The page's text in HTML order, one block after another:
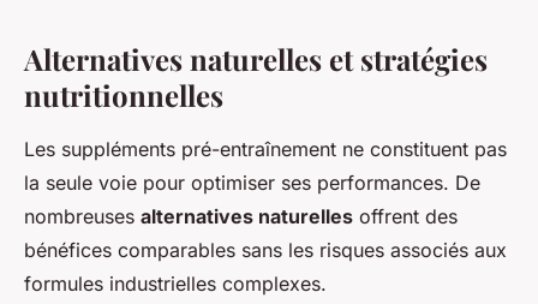
Alternatives naturelles et stratégies
nutritionnelles
Les suppléments pré-entraînement ne constituent pas
la seule voie pour optimiser ses performances. De
nombreuses alternatives naturelles offrent des
bénéfices comparables sans les risques associés aux
formules industrielles complexes.